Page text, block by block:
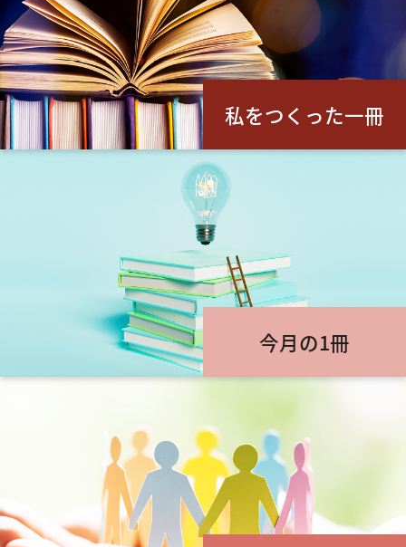
私をつくった一冊
今月の1冊